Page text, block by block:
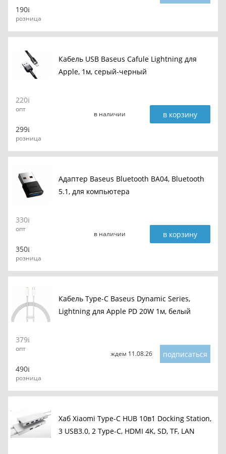
190
розница
Кабель USB Baseus Cafule Lightning для
Apple, 1м, серый-черный
220
опт
299
розница
в наличии в корзину
Адаптер Baseus Bluetooth BA04, Bluetooth
5.1, для компьютера
330
опт
350
розница
в наличии в корзину
Кабель Type-C Baseus Dynamic Series,
Lightning для Apple PD 20W 1м, белый
379
опт
490
розница
ждем 11.08.26 подписаться
Хаб Xiaomi Type-C HUB 10в1 Docking Station,
3 USB3.0, 2 Type-C, HDMI 4K, SD, TF, LAN